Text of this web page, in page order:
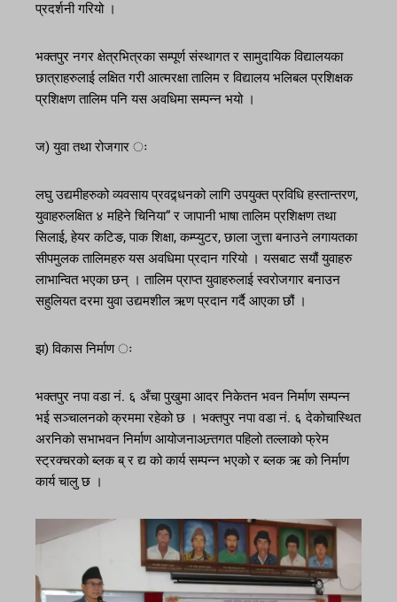
प्रदर्शनी गरियो ।
भक्तपुर नगर क्षेत्रभित्रका सम्पूर्ण संस्थागत र सामुदायिक विद्यालयका
छात्राहरुलाई लक्षित गरी आत्मरक्षा तालिम र विद्यालय भलिबल प्रशिक्षक
प्रशिक्षण तालिम पनि यस अवधिमा सम्पन्न भयो ।
ज) युवा तथा रोजगार ः
लघु उद्यमीहरुको व्यवसाय प्रवद्र्धनको लागि उपयुक्त प्रविधि हस्तान्तरण,
युवाहरुलक्षित ४ महिने चिनिया“ र जापानी भाषा तालिम प्रशिक्षण तथा
सिलाई, हेयर कटिङ, पाक शिक्षा, कम्प्युटर, छाला जुत्ता बनाउने लगायतका
सीपमुलक तालिमहरु यस अवधिमा प्रदान गरियो । यसबाट सयौं युवाहरु
लाभान्वित भएका छन् । तालिम प्राप्त युवाहरुलाई स्वरोजगार बनाउन
सहुलियत दरमा युवा उद्यमशील ऋण प्रदान गर्दै आएका छौं ।
झ) विकास निर्माण ः
भक्तपुर नपा वडा नं. ६ अँचा पुखुमा आदर निकेतन भवन निर्माण सम्पन्न
भई सञ्चालनको क्रममा रहेको छ । भक्तपुर नपा वडा नं. ६ देकोचास्थित
अरनिको सभाभवन निर्माण आयोजनाअन्र्तगत पहिलो तल्लाको फ्रेम
स्ट्रक्चरको ब्लक ब् र द्य को कार्य सम्पन्न भएको र ब्लक ऋ को निर्माण
कार्य चालु छ ।